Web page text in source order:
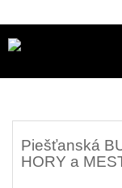
Piešťanská
HORY a